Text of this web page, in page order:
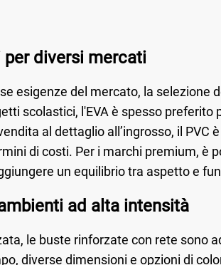
diversi mercati
esigenze del mercato, la selezione
scolastici, l'EVA è spesso preferito
al dettaglio all’ingrosso, il PVC
di costi. Per i marchi premium, è
un equilibrio tra aspetto e
ad alta intensità
le buste rinforzate con rete sono
diverse dimensioni e opzioni di